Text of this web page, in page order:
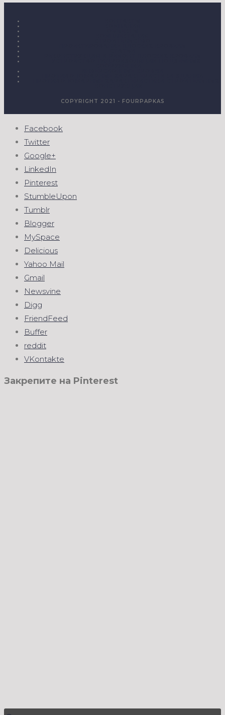
COPYRIGHT 2021 - FOURPAPKAS
Facebook
Twitter
Google+
LinkedIn
Pinterest
StumbleUpon
Tumblr
Blogger
MySpace
Delicious
Yahoo Mail
Gmail
Newsvine
Digg
FriendFeed
Buffer
reddit
VKontakte
Закрепите на Pinterest